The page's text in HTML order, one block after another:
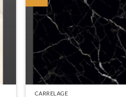
CARRELAGE